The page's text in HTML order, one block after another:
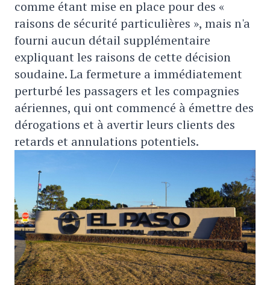
comme étant mise en place pour des «
raisons de sécurité particulières », mais n'a
fourni aucun détail supplémentaire
expliquant les raisons de cette décision
soudaine. La fermeture a immédiatement
perturbé les passagers et les compagnies
aériennes, qui ont commencé à émettre des
dérogations et à avertir leurs clients des
retards et annulations potentiels.